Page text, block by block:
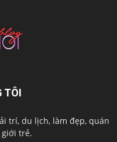
TÔI
trí, du lịch, làm đẹp, quán
trẻ.